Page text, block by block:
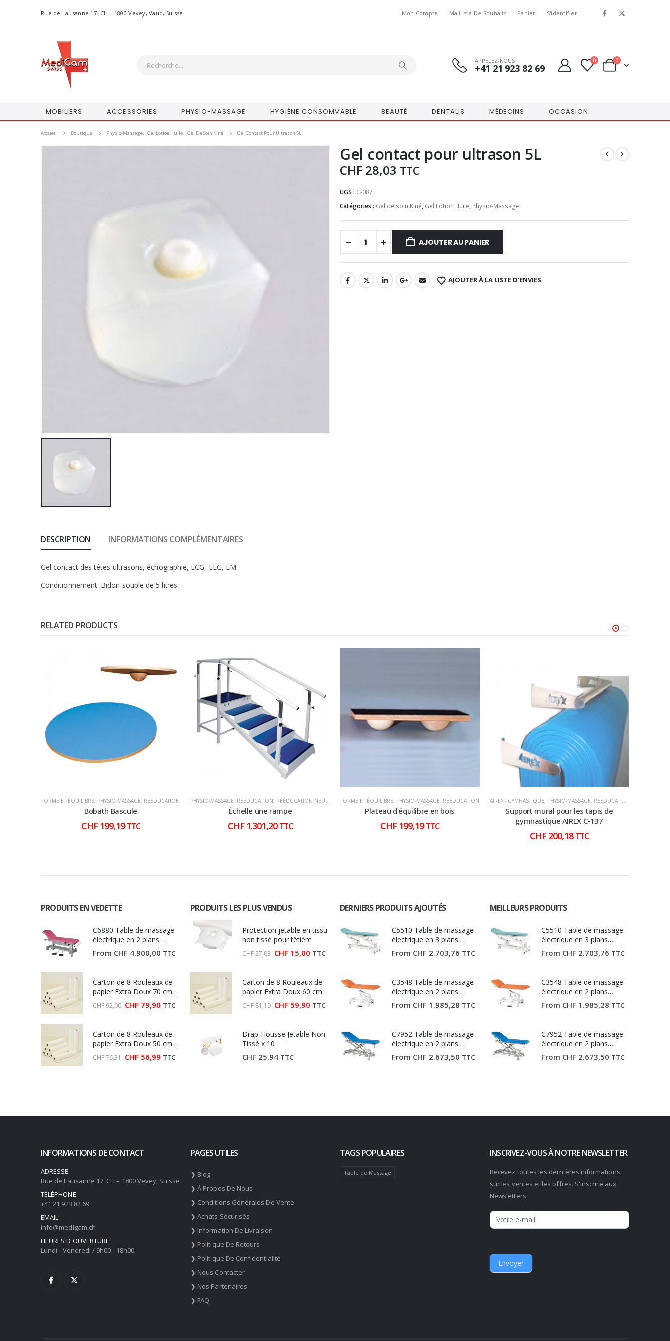
Rue de Lausanne 17. CH – 1800 Vevey, Vaud, Suisse Mon Compte Ma Liste De Souhaits Panier S'identifier
APPELEZ-NOUS
+41 21 923 82 69
0 0
MOBILIERS ACCESSORIES PHYSIO-MASSAGE HYGIÈNE CONSOMMABLE BEAUTÉ DENTALIS MÉDECINS OCCASION
Accueil Boutique Physio-Massage, Gel Lotion Huile, Gel De Soin Kiné Gel Contact Pour Ultrason 5L
Gel contact pour ultrason 5L
CHF 28,03 TTC
UGS : C-087
Catégories : Gel de soin Kiné, Gel Lotion Huile, Physio-Massage
AJOUTER AU PANIER
AJOUTER À LA LISTE D’ENVIES
DESCRIPTION INFORMATIONS COMPLÉMENTAIRES
Gel contact des têtes ultrasons, échographie, ECG, EEG, EM.
Conditionnement: Bidon souple de 5 litres.
RELATED PRODUCTS
FORME ET ÉQUILIBRE, PHYSIO-MASSAGE, RÉÉDUCATION
Bobath Bascule
CHF199,19 TTC
PHYSIO-MASSAGE, RÉÉDUCATION, RÉÉDUCATION NEURO
Échelle une rampe
CHF1.301,20 TTC
FORME ET ÉQUILIBRE, PHYSIO-MASSAGE, RÉÉDUCATION
Plateau d'équilibre en bois
CHF199,19 TTC
AIREX - GYMNASTIQUE, PHYSIO-MASSAGE, RÉÉDUCATION
Support mural pour les tapis de
gymnastique AIREX C-137
CHF200,18 TTC
PRODUITS EN VEDETTE
C6880 Table de massage
électrique en 2 plans
Ecopostural
From CHF 4.900,00 TTC
Carton de 8 Rouleaux de
papier Extra Doux 70 cm
(Largeur 70 cm)
CHF92,00 Le
CHF 92,00.
CHF 79,90Le
CHF 79,90.
TTC
Carton de 8 Rouleaux de
papier Extra Doux 50 cm
(Largeur 50 cm)
CHF76,31 Le
CHF 56,99Le
TTC
PRODUITS LES PLUS VENDUS
Protection jetable en tissu
non tissé pour têtière
CHF27,03 Le
CHF 27,03.
CHF 15,00Le
CHF 15,00.
TTC
Carton de 8 Rouleaux de
papier Extra Doux 60 cm
(Largeur 60 cm)
CHF81,19 Le
CHF 81,19.
CHF 59,90Le
CHF 59,90.
TTC
Drap-Housse Jetable Non
Tissé x 10
CHF 25,94 TTC
DERNIERS PRODUITS AJOUTÉS
C5510 Table de massage
électrique en 3 plans
Ecopostural
From CHF 2.703,76 TTC
C3548 Table de massage
électrique en 2 plans
Ecopostural
From CHF 1.985,28 TTC
C7952 Table de massage
électrique en 2 plans
Ecopostural
From CHF 2.673,50 TTC
MEILLEURS PRODUITS
C5510 Table de massage
électrique en 3 plans
Ecopostural
From CHF 2.703,76 TTC
C3548 Table de massage
électrique en 2 plans
Ecopostural
From CHF 1.985,28 TTC
C7952 Table de massage
électrique en 2 plans
Ecopostural
From CHF 2.673,50 TTC
INFORMATIONS DE CONTACT
ADRESSE:
Rue de Lausanne 17. CH – 1800 Vevey, Suisse
TÉLÉPHONE:
+41 21 923 82 69
EMAIL:
info@medigam.ch
HEURES D'OUVERTURE:
Lundi - Vendredi / 9h00 - 18h00
PAGES UTILES
❯ Blog
❯ À Propos De Nous
❯ Conditions Générales De Vente
❯ Achats Sécurisés
❯ Information De Livraison
❯ Politique De Retours
❯ Politique De Confidentialité
❯ Nous Contacter
❯ Nos Partenaires
❯ FAQ
TAGS POPULAIRES
Table de Massage
INSCRIVEZ-VOUS À NOTRE NEWSLETTER
Recevez toutes les dernières informations
sur les ventes et les offres. S'inscrire aux
Newsletters:
Newsletter
Envoyer